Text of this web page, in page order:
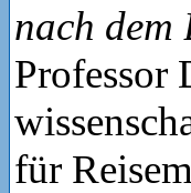
nach
Professor
für